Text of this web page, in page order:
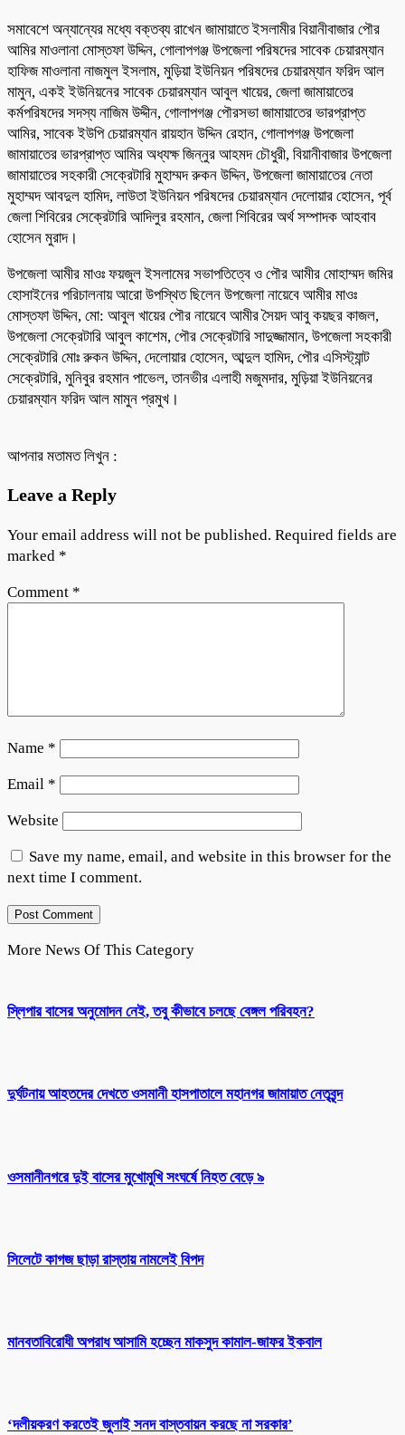
সমাবেশে অন্যান্যের মধ্যে বক্তব্য রাখেন জামায়াতে ইসলামীর বিয়ানীবাজার পৌর
আমির মাওলানা মোস্তফা উদ্দিন, গোলাপগঞ্জ উপজেলা পরিষদের সাবেক চেয়ারম্যান
হাফিজ মাওলানা নাজমুল ইসলাম, মুড়িয়া ইউনিয়ন পরিষদের চেয়ারম্যান ফরিদ আল
মামুন, একই ইউনিয়নের সাবেক চেয়ারম্যান আবুল খায়ের, জেলা জামায়াতের
কর্মপরিষদের সদস্য নাজিম উদ্দীন, গোলাপগঞ্জ পৌরসভা জামায়াতের ভারপ্রাপ্ত
আমির, সাবেক ইউপি চেয়ারম্যান রায়হান উদ্দিন রেহান, গোলাপগঞ্জ উপজেলা
জামায়াতের ভারপ্রাপ্ত আমির অধ্যক্ষ জিন্নুর আহমদ চৌধুরী, বিয়ানীবাজার উপজেলা
জামায়াতের সহকারী সেক্রেটারি মুহাম্মদ রুকন উদ্দিন, উপজেলা জামায়াতের নেতা
মুহাম্মদ আবদুল হামিদ, লাউতা ইউনিয়ন পরিষদের চেয়ারম্যান দেলোয়ার হোসেন, পূর্ব
জেলা শিবিরের সেক্রেটারি আদিলুর রহমান, জেলা শিবিরের অর্থ সম্পাদক আহবাব
হোসেন মুরাদ।
উপজেলা আমীর মাওঃ ফয়জুল ইসলামের সভাপতিত্বে ও পৌর আমীর মোহাম্মদ জমির
হোসাইনের পরিচালনায় আরো উপস্থিত ছিলেন উপজেলা নায়েবে আমীর মাওঃ
মোস্তফা উদ্দিন, মো: আবুল খায়ের পৌর নায়েবে আমীর সৈয়দ আবু কয়ছর কাজল,
উপজেলা সেক্রেটারি আবুল কাশেম, পৌর সেক্রেটারি সাদুজ্জামান, উপজেলা সহকারী
সেক্রেটারি মোঃ রুকন উদ্দিন, দেলোয়ার হোসেন, আব্দুল হামিদ, পৌর এসিস্ট্যান্ট
সেক্রেটারি, মুনিবুর রহমান পাভেল, তানভীর এলাহী মজুমদার, মুড়িয়া ইউনিয়নের
চেয়ারম্যান ফরিদ আল মামুন প্রমুখ।
আপনার মতামত লিখুন :
Leave a Reply
Your email address will not be published. Required fields are
marked *
Comment *
Name *
Email *
Website
Save my name, email, and website in this browser for the
next time I comment.
More News Of This Category
স্লিপার বাসের অনুমোদন নেই, তবু কীভাবে চলছে বেঙ্গল পরিবহন?
দুর্ঘটনায় আহতদের দেখতে ওসমানী হাসপাতালে মহানগর জামায়াত নেতৃবৃন্দ
ওসমানীনগরে দুই বাসের মুখোমুখি সংঘর্ষে নিহত বেড়ে ৯
সিলেটে কাগজ ছাড়া রাস্তায় নামলেই বিপদ
মানবতাবিরোধী অপরাধ আসামি হচ্ছেন মাকসুদ কামাল-জাফর ইকবাল
‘দলীয়করণ করতেই জুলাই সনদ বাস্তবায়ন করছে না সরকার’